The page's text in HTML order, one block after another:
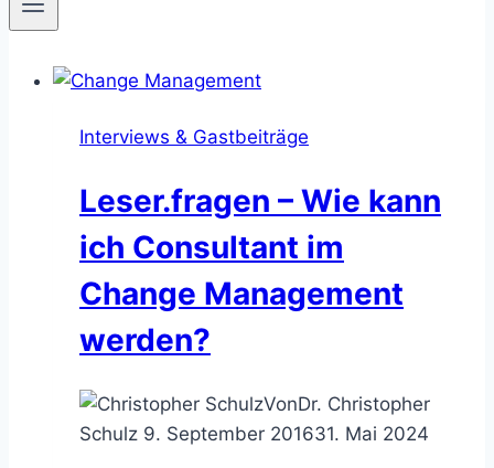
Interviews & Gastbeiträge
Leser.fragen – Wie kann
ich Consultant im
Change Management
werden?
VonDr. Christopher
Schulz 9. September 201631. Mai 2024